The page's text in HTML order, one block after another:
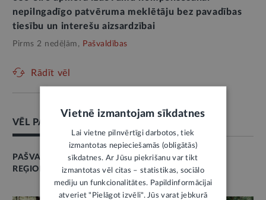
nepilngadīgo patvēruma meklētāju bez pavadības
tiesību un interešu aizsardzībai
Pirms 2 nedēļām, Pašvaldības
Rādīt vēl
VĒL PAR ŠO TĒMU
PAŠVALDĪBAS
REĢIONU ATTĪSTĪBA
Vietnē izmantojam sīkdatnes
Lai vietne pilnvērtīgi darbotos, tiek
izmantotas nepieciešamās (obligātās)
sīkdatnes. Ar Jūsu piekrišanu var tikt
izmantotas vēl citas – statistikas, sociālo
mediju un funkcionalitātes. Papildinformācijai
atveriet "Pielāgot izvēli". Jūs varat jebkurā